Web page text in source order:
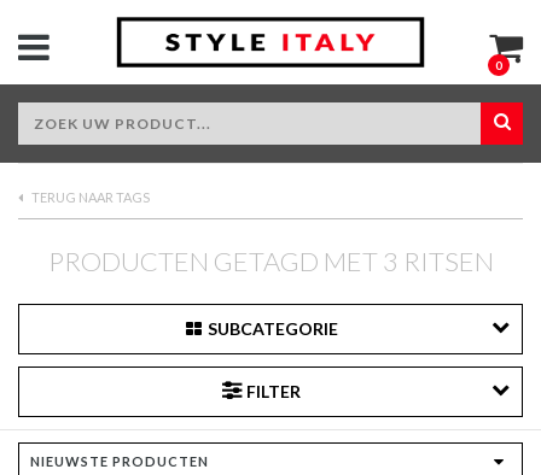
0
TERUG NAAR TAGS
PRODUCTEN GETAGD MET 3 RITSEN
SUBCATEGORIE
FILTER